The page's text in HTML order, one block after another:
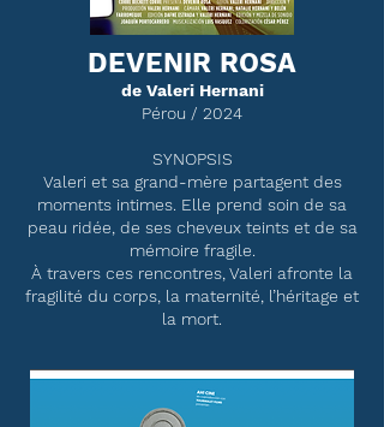
DEVENIR ROSA
de Valeri Hernani
Pérou / 2024
SYNOPSIS
Valeri et sa grand-mère partagent des
moments intimes. Elle prend soin de sa
peau ridée, de ses cheveux teints et de sa
mémoire fragile.
À travers ces rencontres, Valeri afronte la
fragilité du corps, la maternité, l’héritage et
la mort.